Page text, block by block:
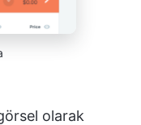
olarak